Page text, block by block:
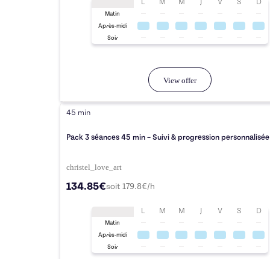
L M M J V S D
Matin
Après-midi
Soir
View offer
45 min
Pack 3 séances 45 min – Suivi & progression personnalisée
christel_love_art
134.85€soit 179.8€/h
L M M J V S D
Matin
Après-midi
Soir